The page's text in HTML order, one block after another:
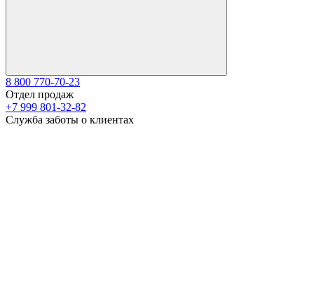
8 800 770-70-23
Отдел продаж
+7 999 801-32-82
Служба заботы о клиентах